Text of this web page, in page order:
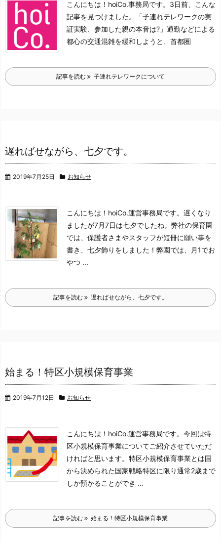
こんにちは！hoiCo.事務局です。 3日前、こんな
記事を見つけました。
「子連れテレワークの実
証実験、参加した親の本音は?」 通勤などによる
都心の交通混雑を緩和しようと、 首都圏
記事を読む 子連れテレワークについて
遅ればせながら、七夕です。
2019年7月25日 お知らせ
こんにちは！hoiCo.運営事務局です。 遅くなり
ましたが7月7日は七夕でしたね。 弊社の保育園
では、 保護者さまやスタッフが短冊に願い事を
書き、七夕飾りをしました！ 弊園では、月1でお
やつ ...
記事を読む 遅ればせながら、七夕です。
始まる！特区小規模保育事業
2019年7月12日 お知らせ
こんにちは！hoiCo.運営事務局です。 今回は特
区小規模保育事業についてご紹介させていただ
ければと思います。 特区小規模保育事業とは国
から決められた国家戦略特区に限り通常2歳まで
しか預かることができ ...
記事を読む 始まる！特区小規模保育事業